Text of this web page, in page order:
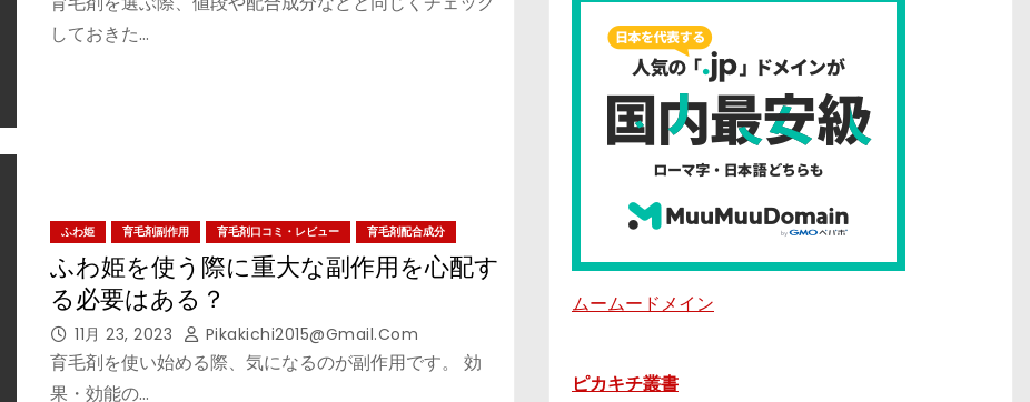
しておきた…
ふわ姫 育毛剤副作用 育毛剤口コミ・レビュー 育毛剤配合成分
ふわ姫を使う際に重大な副作用を心配す
る必要はある？
11月 23, 2023 Pikakichi2015@gmail.com
育毛剤を使い始める際、気になるのが副作用です。 効
果・効能の…
ムームードメイン
ピカキチ叢書